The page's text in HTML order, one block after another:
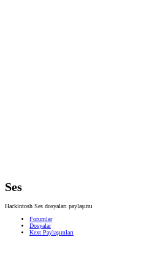
Ses
Hackintosh Ses dosyaları paylaşımı
Forumlar
Dosyalar
Kext Paylaşımları